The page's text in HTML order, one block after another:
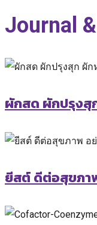
Journal
ผักสด ผักปรุงสุ
ยีสต์ ดีต่อสุขภา